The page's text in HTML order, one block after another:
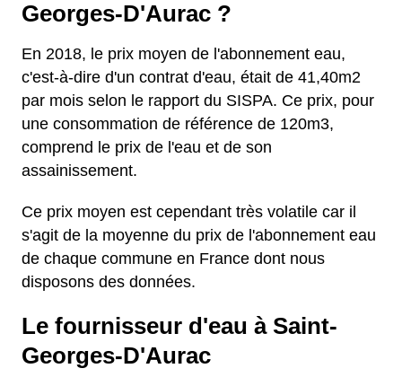
Georges-D'Aurac ?
En 2018, le prix moyen de l'abonnement eau,
c'est-à-dire d'un contrat d'eau, était de 41,40m2
par mois selon le rapport du SISPA. Ce prix, pour
une consommation de référence de 120m3,
comprend le prix de l'eau et de son
assainissement.
Ce prix moyen est cependant très volatile car il
s'agit de la moyenne du prix de l'abonnement eau
de chaque commune en France dont nous
disposons des données.
Le fournisseur d'eau à Saint-
Georges-D'Aurac